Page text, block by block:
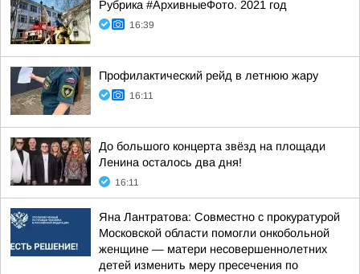
Рубрика #АрхивныеФото. 2021 год
16:39
Профилактический рейд в летнюю жару
16:11
До большого концерта звёзд на площади
Ленина осталось два дня!
16:11
Яна Лантратова: Совместно с прокуратурой
Московской области помогли онкобольной
женщине — матери несовершеннолетних
детей изменить меру пресечения по